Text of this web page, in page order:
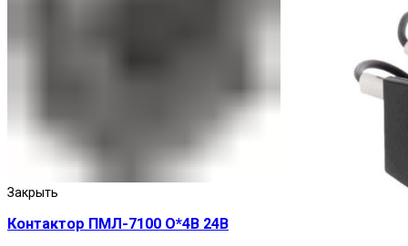
Закрыть
Контактор ПМЛ-7100 О*4В 24В